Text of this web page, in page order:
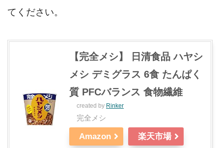
てください。
【完全メシ】 日清食品 ハヤシ
メシ デミグラス 6食 たんぱく
質 PFCバランス 食物繊維
created by Rinker
完全メシ
Amazon 楽天市場